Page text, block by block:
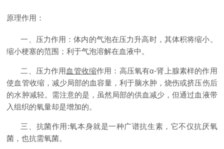
原理作用：
一、压力作用：体内的气泡在压力升高时，其体积将缩小。
缩小梗塞的范围；利于气泡溶解在血液中。
二、压力作用 血管收缩作用：高压氧有α-肾上腺素样的作用
使血管收缩，减少局部的血容量，利于脑水肿，烧伤或挤压伤后
的水肿减轻。需注意的是，虽然局部的供血减少，但通过血液带
入组织的氧量却是增加的。
三、抗菌作用 :氧本身就是一种广谱抗生素，它不仅抗厌氧
菌，也抗需氧菌。